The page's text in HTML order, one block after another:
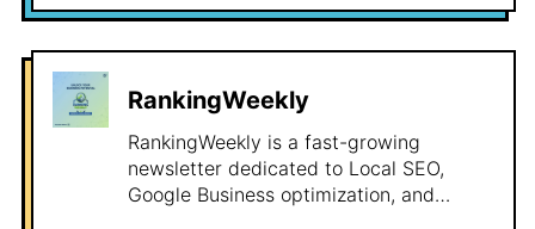
RankingWeekly
RankingWeekly is a fast-growing
newsletter dedicated to Local SEO,
Google Business optimization, and